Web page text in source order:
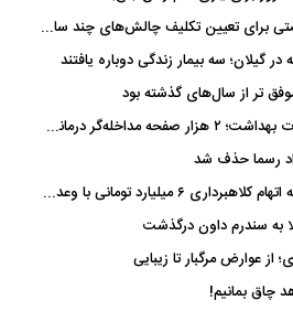
سفر دولت به گیلان، باید فرصتی برای تعیین تکلیف چالش‌های چند ساله استان باشد
‌تر از سال‌های گذشته بود
پزشک ‌نماها زیر ذره‌بین وزارت بهداشت؛ ۲ هزار صفحه مداخله‌گر درمانی مسدود شد
رسما حذف شد
دستگیری ۲ زن در لاهیجان به اتهام کلاهبرداری ۶ میلیارد تومانی با وعده وام
به سندرم داون درگذشت
از عوارض مرگبار تا زیبایی
چاق بمانیم!